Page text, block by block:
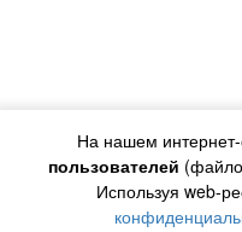
На нашем
пользователей
Используя web-